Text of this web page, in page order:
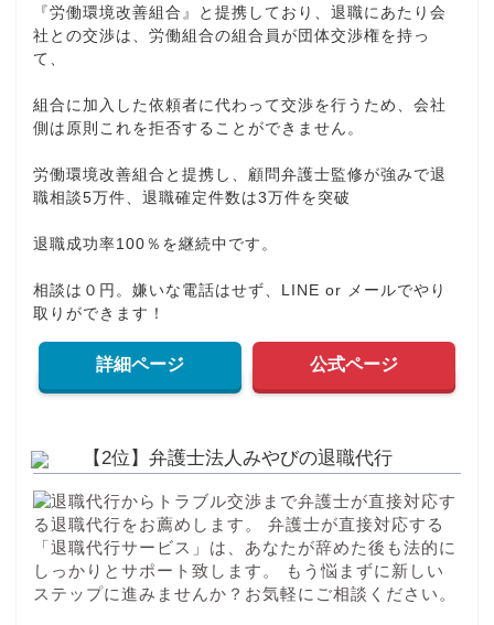
『労働環境改善組合』と提携しており、退職にあたり会
社との交渉は、労働組合の組合員が団体交渉権を持っ
て、
組合に加入した依頼者に代わって交渉を行うため、会社
側は原則これを拒否することができません。
労働環境改善組合と提携し、顧問弁護士監修が強みで退
職相談5万件、退職確定件数は3万件を突破
退職成功率100％を継続中です。
相談は０円。嫌いな電話はせず、LINE or メールでやり
取りができます！
詳細ページ 公式ページ
【2位】弁護士法人みやびの退職代行